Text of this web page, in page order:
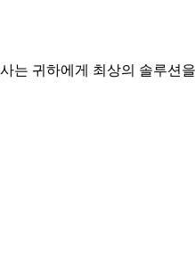
는 귀하에게 최상의 솔루션